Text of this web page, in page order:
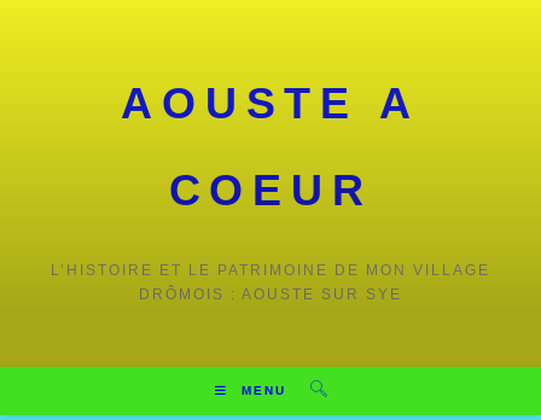
AOUSTE A
COEUR
L’HISTOIRE ET LE PATRIMOINE DE MON VILLAGE
DRÔMOIS : AOUSTE SUR SYE
MENU